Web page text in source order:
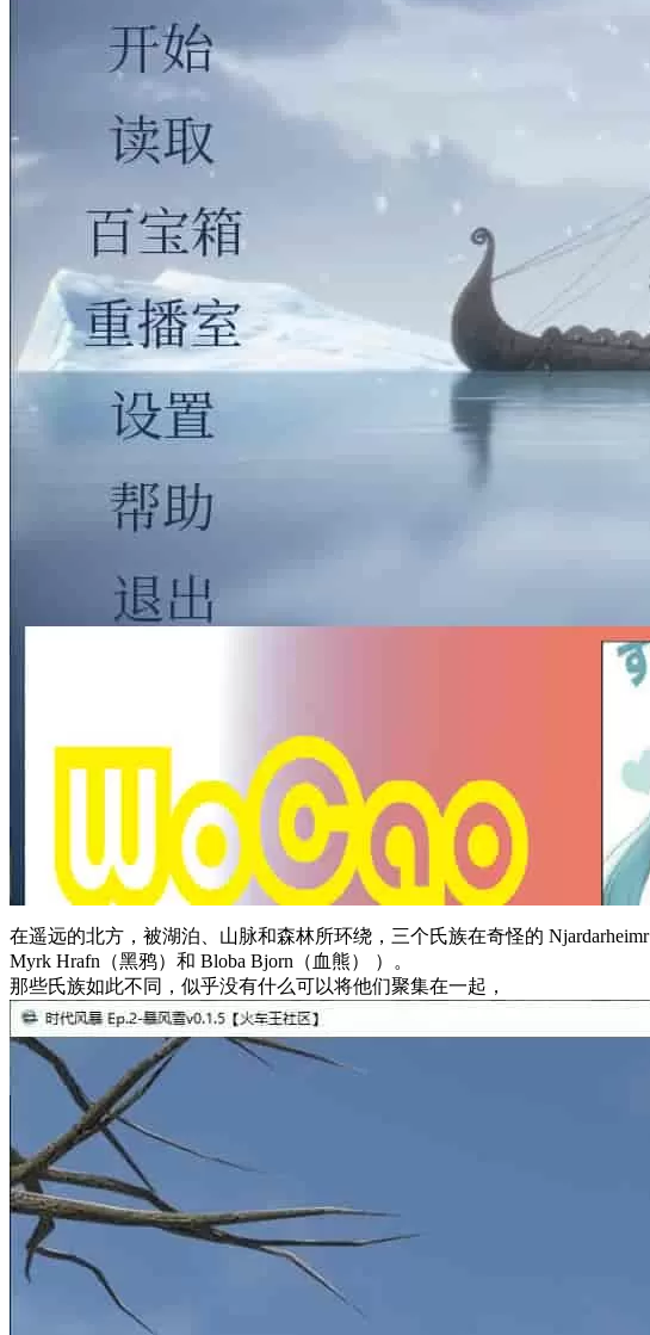
在遥远的北方，被湖泊、山脉和森林所环绕，三个氏族在奇怪的
Myrk Hrafn（黑鸦）和 Bloba Bjorn（血熊） ）。
那些氏族如此不同，似乎没有什么可以将他们聚集在一起，